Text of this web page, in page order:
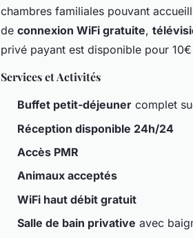
chambres familiales pouvant
de connexion WiFi gratuite,
privé payant est disponible pour
Services et Activités
Buffet petit-déjeuner complet
Réception disponible 24h/24
Accès PMR
Animaux acceptés
WiFi haut débit gratuit
Salle de bain privative avec